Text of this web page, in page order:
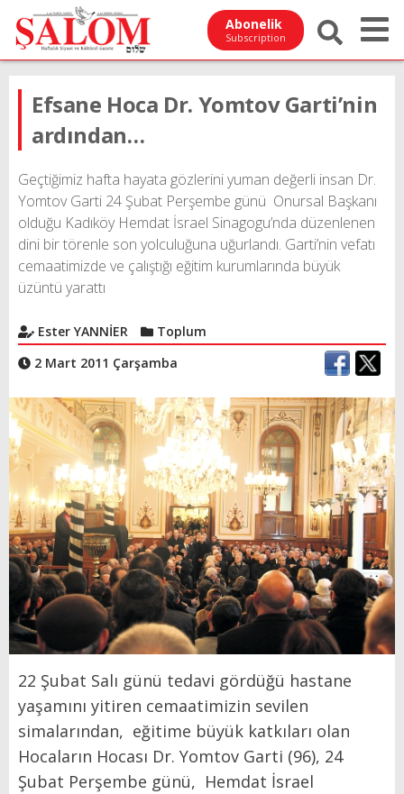
Abonelik
Subscription
Efsane Hoca Dr. Yomtov Garti’nin
ardından…
Geçtiğimiz hafta hayata gözlerini yuman değerli insan Dr.
Yomtov Garti 24 Şubat Perşembe günü Onursal Başkanı
olduğu Kadıköy Hemdat İsrael Sinagogu’nda düzenlenen
dini bir törenle son yolculuğuna uğurlandı. Garti’nin vefatı
cemaatimizde ve çalıştığı eğitim kurumlarında büyük
üzüntü yarattı
Ester YANNİER
Toplum
2 Mart 2011 Çarşamba
22 Şubat Salı günü tedavi gördüğü hastane
yaşamını yitiren cemaatimizin sevilen
simalarından, eğitime büyük katkıları olan
Hocaların Hocası Dr. Yomtov Garti (96), 24
Şubat Perşembe günü, Hemdat İsrael